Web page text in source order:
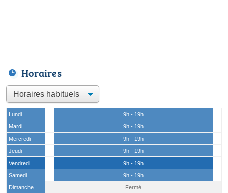
Horaires
Lundi
9h - 19h
Mardi
9h - 19h
Mercredi
9h - 19h
Jeudi
9h - 19h
Vendredi
9h - 19h
Samedi
9h - 19h
Dimanche
Fermé